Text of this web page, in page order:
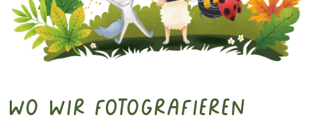
Wo wir fotografieren